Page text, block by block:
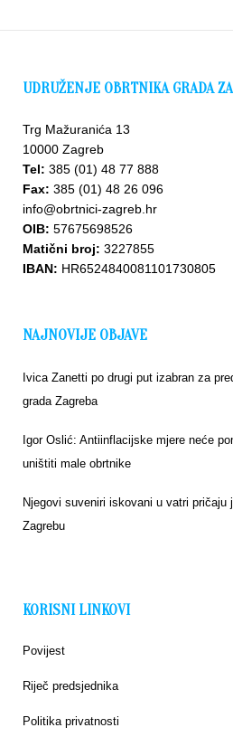
UDRUŽENJE OBRTNIKA GRADA
Trg Mažuranića 13
10000 Zagreb
Tel: 385 (01) 48 77 888
Fax: 385 (01) 48 26 096
info@obrtnici-zagreb.hr
OIB: 57675698526
Matični broj: 3227855
IBAN: HR6524840081101730805
NAJNOVIJE OBJAVE
Ivica Zanetti po drugi put izabran za
grada Zagreba
Igor Oslić: Antiinflacijske mjere neće
uništiti male obrtnike
Njegovi suveniri iskovani u vatri pričaju
Zagrebu
KORISNI LINKOVI
Povijest
Riječ predsjednika
Politika privatnosti